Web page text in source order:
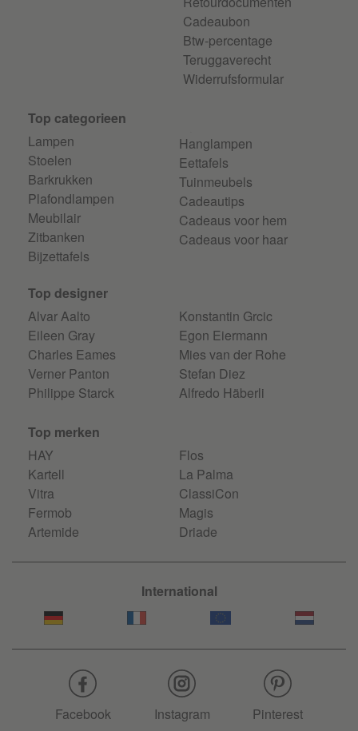
Cadeaubon
Btw-percentage
Teruggaverecht
Widerrufsformular
Top categorieen
Lampen
Stoelen
Barkrukken
Plafondlampen
Meubilair
Zitbanken
Bijzettafels
Hanglampen
Eettafels
Tuinmeubels
Cadeautips
Cadeaus voor hem
Cadeaus voor haar
Top designer
Alvar Aalto
Eileen Gray
Charles Eames
Verner Panton
Philippe Starck
Konstantin Grcic
Egon Eiermann
Mies van der Rohe
Stefan Diez
Alfredo Häberli
Top merken
HAY
Kartell
Vitra
Fermob
Artemide
Flos
La Palma
ClassiCon
Magis
Driade
International
Facebook Instagram Pinterest